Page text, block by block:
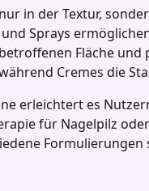
in der Textur,
Sprays
Fläche
Cremes die
erleichtert es
für Nagelpilz